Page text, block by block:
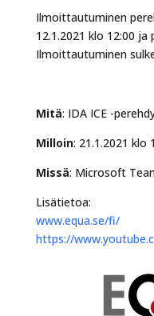
Ilmoittautuminen
12.1.2021 klo 12:00 ja
Ilmoittautuminen
Mitä: IDA ICE -
Milloin: 21.1.2021 klo
Missä: Microsoft
Lisätietoa:
www.equa.se/fi/
https://